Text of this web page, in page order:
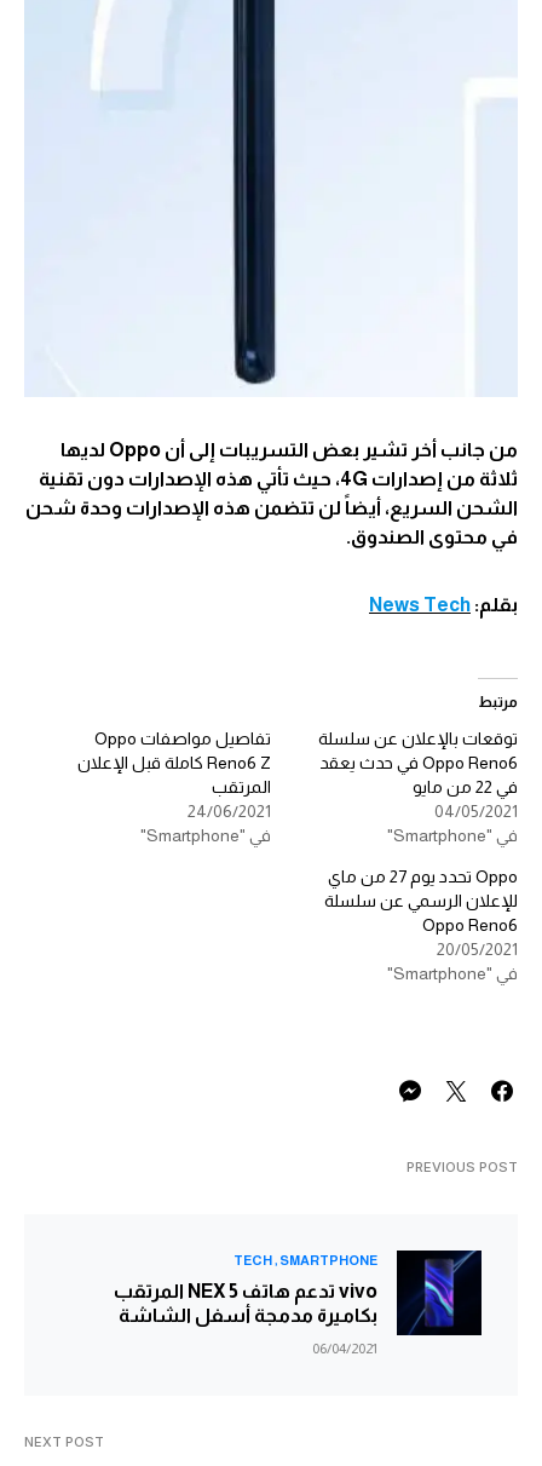
من جانب أخر تشير بعض التسريبات إلى أن Oppo لديها
ثلاثة من إصدارات 4G، حيث تأتي هذه الإصدارات دون تقنية
الشحن السريع، أيضاً لن تتضمن هذه الإصدارات وحدة شحن
في محتوى الصندوق.
بقلم: News Tech
مرتبط
توقعات بالإعلان عن سلسلة
Oppo Reno6 في حدث يعقد
في 22 من مايو
04/05/2021
في "Smartphone"
تفاصيل مواصفات Oppo
Reno6 Z كاملة قبل الإعلان
المرتقب
24/06/2021
في "Smartphone"
Oppo تحدد يوم 27 من ماي
للإعلان الرسمي عن سلسلة
Oppo Reno6
20/05/2021
في "Smartphone"
PREVIOUS POST
SMARTPHONE
TECH
vivo تدعم هاتف NEX 5 المرتقب
بكاميرة مدمجة أسفل الشاشة
06/04/2021
NEXT POST